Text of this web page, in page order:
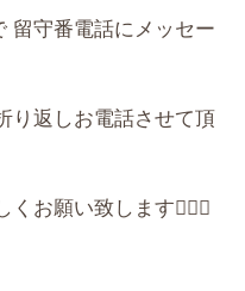
留守番電話にメッセー
り返しお電話させて頂
お願い致します🙇🏻‍♀️